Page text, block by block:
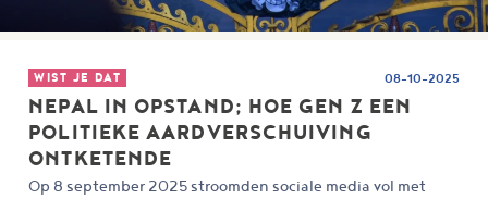
NEPAL IN OPSTAND; HOE GEN Z EEN
POLITIEKE AARDVERSCHUIVING
ONTKETENDE
WIST JE DAT 08-10-2025
Op 8 september 2025 stroomden sociale media vol met